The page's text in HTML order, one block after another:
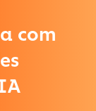
com